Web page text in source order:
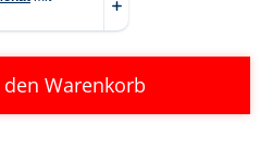
den Warenkorb